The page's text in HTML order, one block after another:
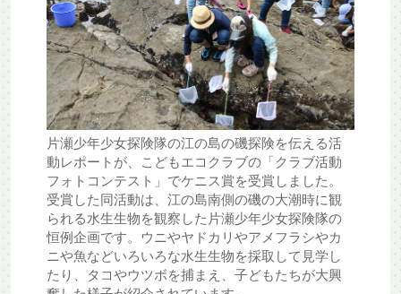
片瀬少年少女探険隊の江の島の磯探険を伝える活
動レポートが、こどもエコクラブの「クラブ活動
フォトコンテスト」でケニス賞を受賞しました。
受賞した同活動は、江の島南側の磯の大潮時に観
られる水生生物を観察した片瀬少年少女探険隊の
恒例企画です。ウニやヤドカリやアメフラシやカ
ニや魚などいろいろな水生生物を採取して見学し
たり、タコやウツボを捕まえ、子どもたちが大興